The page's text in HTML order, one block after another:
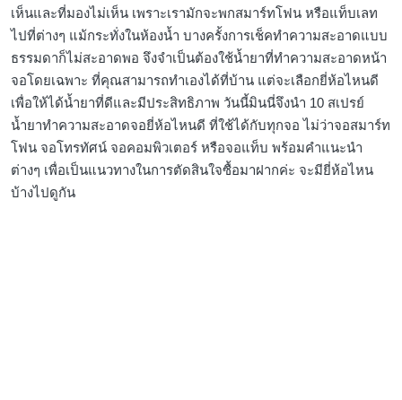
เห็นและที่มองไม่เห็น เพราะเรามักจะพกสมาร์ทโฟน หรือแท็บเลท
ไปที่ต่างๆ แม้กระทั่งในห้องน้ำ บางครั้งการเช็คทำความสะอาดแบบ
ธรรมดาก็ไม่สะอาดพอ จึงจำเป็นต้องใช้น้ำยาที่ทำความสะอาดหน้า
จอโดยเฉพาะ ที่คุณสามารถทำเองได้ที่บ้าน แต่จะเลือกยี่ห้อไหนดี
เพื่อให้ได้น้ำยาที่ดีและมีประสิทธิภาพ วันนี้มินนี่จึงนำ 10 สเปรย์
น้ำยาทำความสะอาดจอยี่ห้อไหนดี ที่ใช้ได้กับทุกจอ ไม่ว่าจอสมาร์ท
โฟน จอโทรทัศน์ จอคอมพิวเตอร์ หรือจอแท็บ พร้อมคำแนะนำ
ต่างๆ เพื่อเป็นแนวทางในการตัดสินใจซื้อมาฝากค่ะ จะมียี่ห้อไหน
บ้างไปดูกัน